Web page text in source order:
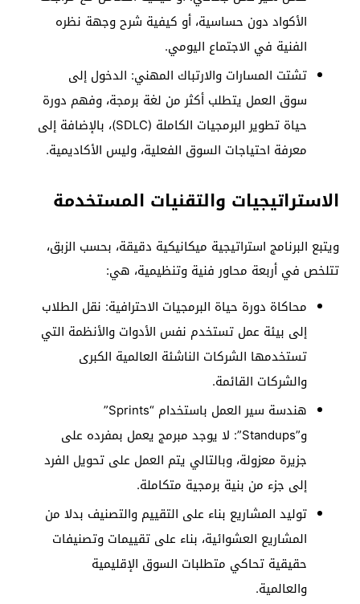
الأكواد دون حساسية، أو كيفية شرح وجهة نظره
الفنية في الاجتماع اليومي.
تشتت المسارات والارتباك المهني: الدخول إلى
سوق العمل يتطلب أكثر من لغة برمجة، وفهم دورة
حياة تطوير البرمجيات الكاملة (SDLC)، بالإضافة إلى
معرفة احتياجات السوق الفعلية، وليس الأكاديمية.
الاستراتيجيات والتقنيات المستخدمة
ويتبع البرنامج استراتيجية ميكانيكية دقيقة، بحسب الزبق،
تتلخص في أربعة محاور فنية وتنظيمية، هي:
محاكاة دورة حياة البرمجيات الاحترافية: نقل الطلاب
إلى بيئة عمل تستخدم نفس الأدوات والأنظمة التي
تستخدمها الشركات الناشئة العالمية الكبرى
والشركات القائمة.
هندسة سير العمل باستخدام “Sprints”
و”Standups”: لا يوجد مبرمج يعمل بمفرده على
جزيرة معزولة، وبالتالي يتم العمل على تحويل الفرد
إلى جزء من بنية برمجية متكاملة.
توليد المشاريع بناء على التقييم والتصنيف بدلا من
المشاريع العشوائية، بناء على تقييمات وتصنيفات
حقيقية تحاكي متطلبات السوق الإقليمية
والعالمية.